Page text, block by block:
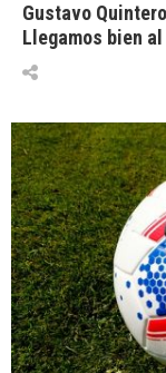
Gustavo
Llegamos bien